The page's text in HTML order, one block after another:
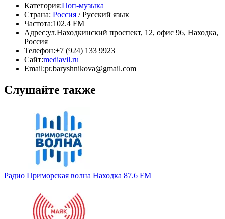
Категория:Поп-музыка
Страна: Россия / Русский язык
Частота:102.4 FM
Адрес:ул.Находкинский проспект, 12, офис 96, Находка,
Россия
Телефон:+7 (924) 133 9923
Сайт:mediavil.ru
Email:pr.baryshnikova@gmail.com
Слушайте также
Радио Приморская волна Находка 87.6 FM